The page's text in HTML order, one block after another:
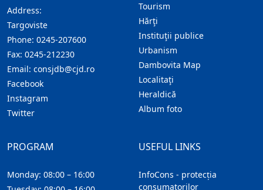
Address:
Targoviste
Phone: 0245-207600
Fax: 0245-212230
Email: consjdb@cjd.ro
Facebook
Instagram
Twitter
Tourism
Hărţi
Instituţii publice
Urbanism
Dambovita Map
Localitaţi
Heraldică
Album foto
USEFUL LINKS
InfoCons - protecția
consumatorilor
PROGRAM
Monday: 08:00 – 16:00